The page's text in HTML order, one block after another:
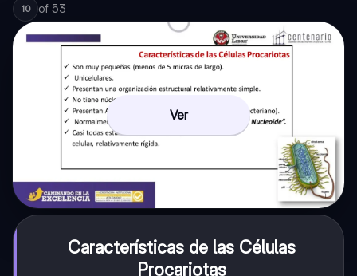
10 of 53
Ver
Características de las Células
Procariotas